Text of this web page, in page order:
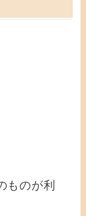
ものが利